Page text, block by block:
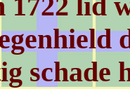
schade